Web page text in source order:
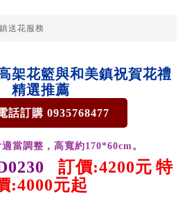
送花服務
架花籃與和美鎮祝賀花禮
精選推薦
話訂購 0935768477
當調整，高寬約170*60cm。
訂價:4200元 特
:4000元起